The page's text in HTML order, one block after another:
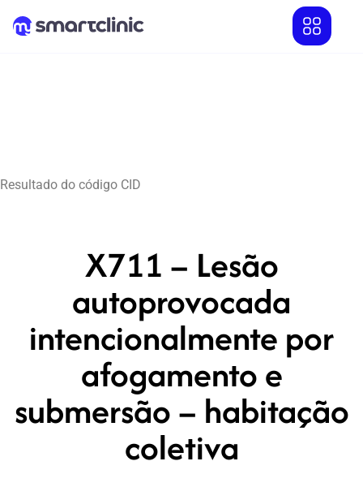
Resultado do código CID
X711 – Lesão
autoprovocada
intencionalmente por
afogamento e
submersão – habitação
coletiva